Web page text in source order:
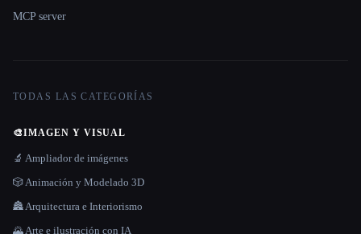
MCP server
TODAS LAS CATEGORÍAS
🎨IMAGEN Y VISUAL
🔬 Ampliador de imágenes
🎲 Animación y Modelado 3D
🏯 Arquitectura e Interiorismo
🌄 Arte e ilustración con IA